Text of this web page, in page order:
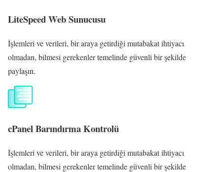
LiteSpeed Web Sunucusu
İşlemleri ve verileri, bir araya getirdiği mutabakat ihtiyacı
olmadan, bilmesi gerekenler temelinde güvenli bir şekilde
paylaşın.
cPanel Barındırma Kontrolü
İşlemleri ve verileri, bir araya getirdiği mutabakat ihtiyacı
olmadan, bilmesi gerekenler temelinde güvenli bir şekilde